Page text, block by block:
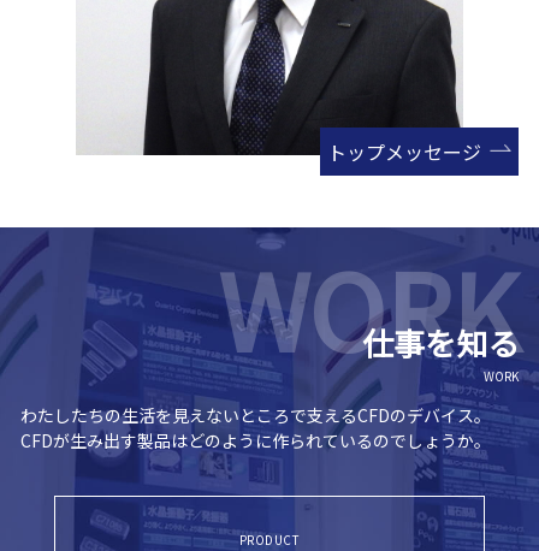
トップメッセージ
仕事を知る
WORK
わたしたちの生活を見えないところで支えるCFDのデバイス。
CFDが生み出す製品はどのように作られているのでしょうか。
PRODUCT